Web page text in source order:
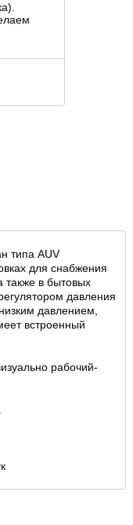
типа AUV
для снабжения
в бытовых
давления
давлением,
встроенный
рабочий-